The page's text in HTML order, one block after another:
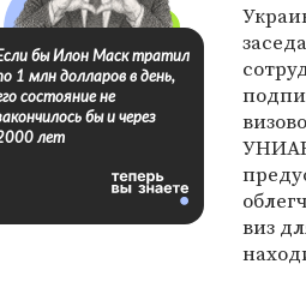
виз
бы Илон Маск тратил
1 млн долларов в день,
состояние не
бы и через
лет